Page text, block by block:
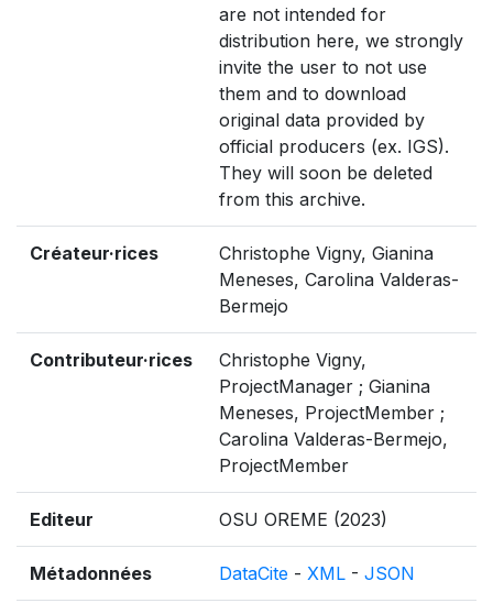
are not intended for
distribution here, we strongly
invite the user to not use
them and to download
original data provided by
official producers (ex. IGS).
They will soon be deleted
from this archive.
Créateur·rices
Christophe Vigny, Gianina
Meneses, Carolina Valderas-
Bermejo
Contributeur·rices
Christophe Vigny,
ProjectManager ; Gianina
Meneses, ProjectMember ;
Carolina Valderas-Bermejo,
ProjectMember
Editeur OSU OREME (2023)
Métadonnées DataCite - XML - JSON